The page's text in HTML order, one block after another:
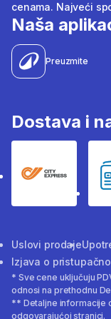
cenama. Najveći
Naša
Preuzmite
Dostava i
City Express
Uslovi prodaje
Izjava o
* Sve cene uključuju
odnosi na prethodnu
** Detaljne informacije
odgovarajućoj stranici.